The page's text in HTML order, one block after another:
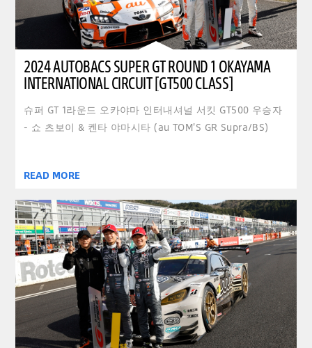
2024 AUTOBACS SUPER GT ROUND 1 OKAYAMA
INTERNATIONAL CIRCUIT [GT500 CLASS]
슈퍼 GT 1라운드 오카야마 인터내셔널 서킷 GT500 우승자
- 쇼 츠보이 & 켄타 야마시타 (au TOM'S GR Supra/BS)
READ MORE